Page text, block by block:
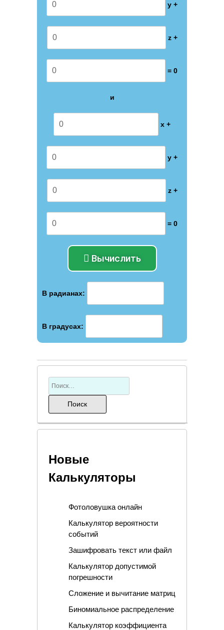
y +
z +
= 0
и
x +
y +
z +
= 0
Вычислить
В радианах:
В градусах:
Новые
Калькуляторы
Фотоловушка онлайн
Калькулятор вероятности
событий
Зашифровать текст или файл
Калькулятор допустимой
погрешности
Сложение и вычитание матриц
Биномиальное распределение
Калькулятор коэффициента